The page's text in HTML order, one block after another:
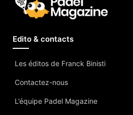
Edito & contacts
Les éditos de Franck Binisti
Contactez-nous
L’équipe Padel Magazine